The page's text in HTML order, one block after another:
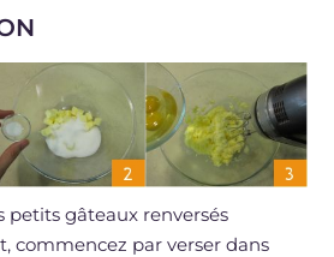
petits gâteaux renversés
commencez par verser dans